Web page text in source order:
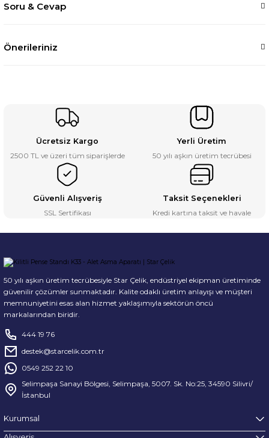
Soru & Cevap
Önerileriniz
Ücretsiz Kargo
2500 TL ve üzeri tüm siparişlerde
Yerli Üretim
50 yılı aşkın üretim tecrübesi
Güvenli Alışveriş
SSL Sertifikası
Taksit Seçenekleri
Kredi kartına taksit ve havale
50 yılı aşkın üretim tecrübesiyle Star Çelik, endüstriyel ekipman üretiminde
güvenilir çözümler sunmaktadır. Kalite odaklı üretim anlayışı ve müşteri
memnuniyetini esas alan hizmet yaklaşımıyla sektörün öncü
markalarından biridir.
444 19 76
destek@starcelik.com.tr
0549 252 22 10
Selimpaşa Sanayi Bölgesi, Selimpaşa, 5007. Sk. No:25, 34590 Silivri/
İstanbul
Kurumsal